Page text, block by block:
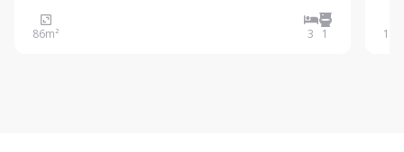
farmácias, praças e demais conveniências, o imóvel
oferece praticidade e bem-estar para toda a família.
86m² 3 1 161